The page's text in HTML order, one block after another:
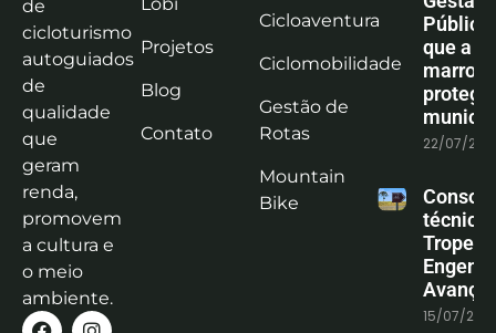
de
cicloturismo
autoguiados
de
qualidade
que
geram
renda,
promovem
a cultura e
o meio
ambiente.
Projetos
Blog
Contato
Cicloaventura
Ciclomobilidade
Gestão de
Rotas
Mountain
Bike
que a
marrom
protege
22/07/
técnica
15/07/